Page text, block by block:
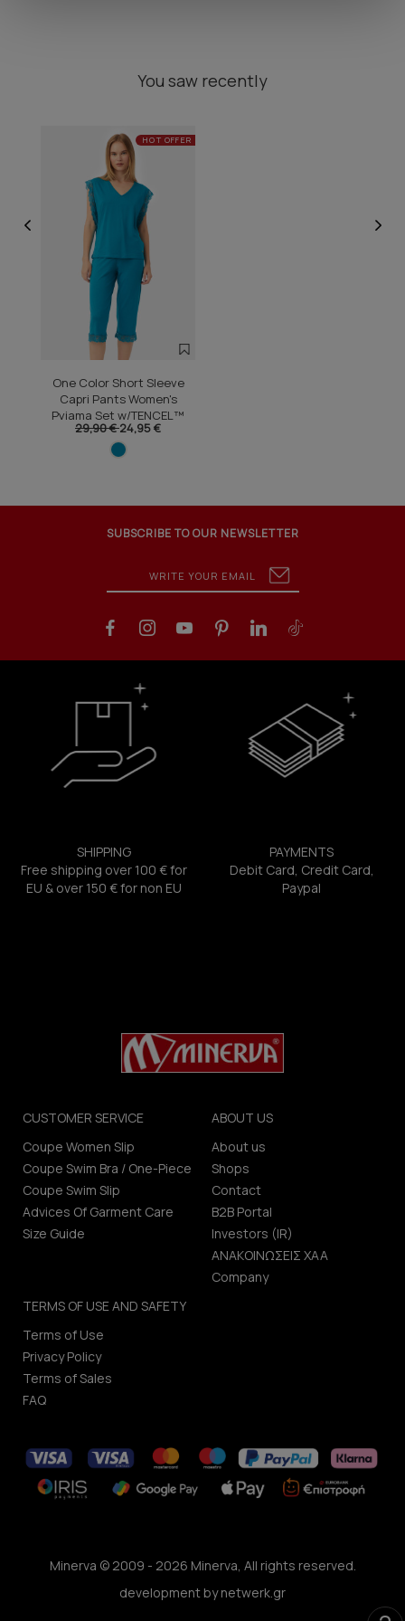
You saw recently
HOT OFFER
One Color Short Sleeve
Capri Pants Women's
Pyjama Set w/TENCEL™
Modal
29,90 €24,95 €
SUBSCRIBE TO OUR NEWSLETTER
SHIPPING
Free shipping over 100 € for
EU & over 150 € for non EU
PAYMENTS
Debit Card, Credit Card,
Paypal
CUSTOMER SERVICE
Coupe Women Slip
Coupe Swim Bra / One-Piece
Coupe Swim Slip
Advices Of Garment Care
Size Guide
ABOUT US
About us
Shops
Contact
B2B Portal
Investors (IR)
ΑΝΑΚΟΙΝΩΣΕΙΣ ΧΑΑ
Company
TERMS OF USE AND SAFETY
Terms of Use
Privacy Policy
Terms of Sales
FAQ
Minerva © 2009 - 2026 Minerva, All rights reserved.
development bynetwerk.gr